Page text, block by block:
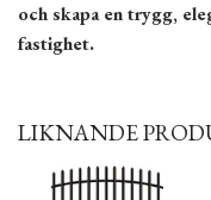
och skapa en trygg,
fastighet.
LIKNANDE